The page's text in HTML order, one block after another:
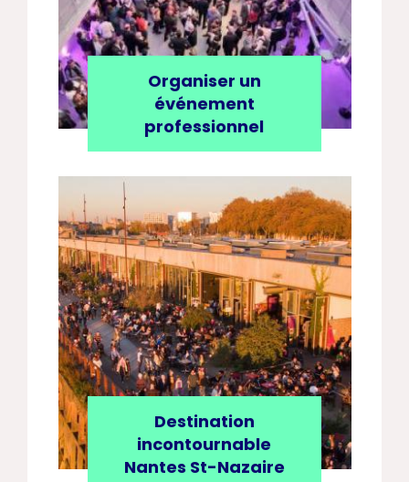
Organiser un
événement
professionnel
Destination
incontournable
Nantes St-Nazaire